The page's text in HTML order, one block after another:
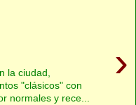
›
la ciudad,
"clásicos" con
normales y rece...